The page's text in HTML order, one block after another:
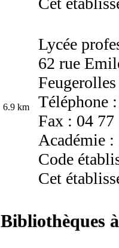
6.9 km
Lycée
62 rue
Feugerolles
Téléphone
Fax : 04 77
Académie
Code
Cet
Bibliothèques